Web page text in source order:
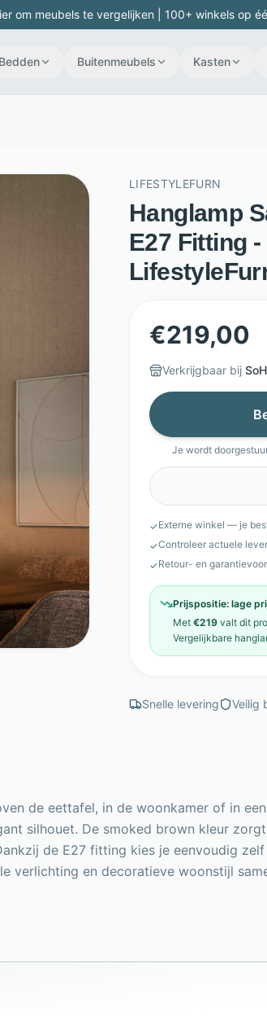
om meubels te vergelijken | 100+ winkels op
Bedden Buitenmeubels Kasten
LIFESTYLEFURN
Hanglamp
E27 Fitting
€219,00
Verkrijgbaar bij
Je wordt
✓Externe winkel — je
✓Controleer actuele
✓Retour- en
Prijspositie: lage
Met €219 valt dit
Vergelijkbare
Snelle levering Veilig
de eettafel, in de woonkamer of in
silhouet. De smoked brown kleur
de E27 fitting kies je eenvoudig
verlichting en decoratieve woonstijl